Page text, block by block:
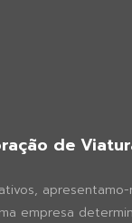
de
empresa